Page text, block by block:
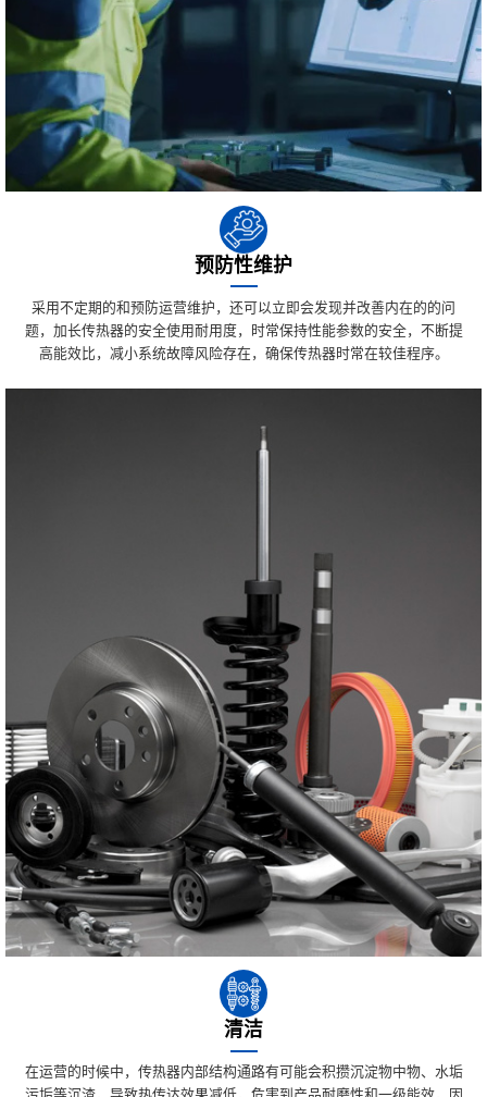
预防性维护
采用不定期的和预防运营维护，还可以立即会发现并改善内在的的问
题，加长传热器的安全使用耐用度，时常保持性能参数的安全，不断提
高能效比，减小系统故障风险存在，确保传热器时常在较佳程序。
清洁
在运营的时候中，传热器内部结构通路有可能会积攒沉淀物中物、水垢